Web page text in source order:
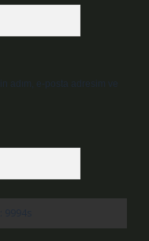
adım, e-posta adresim ve